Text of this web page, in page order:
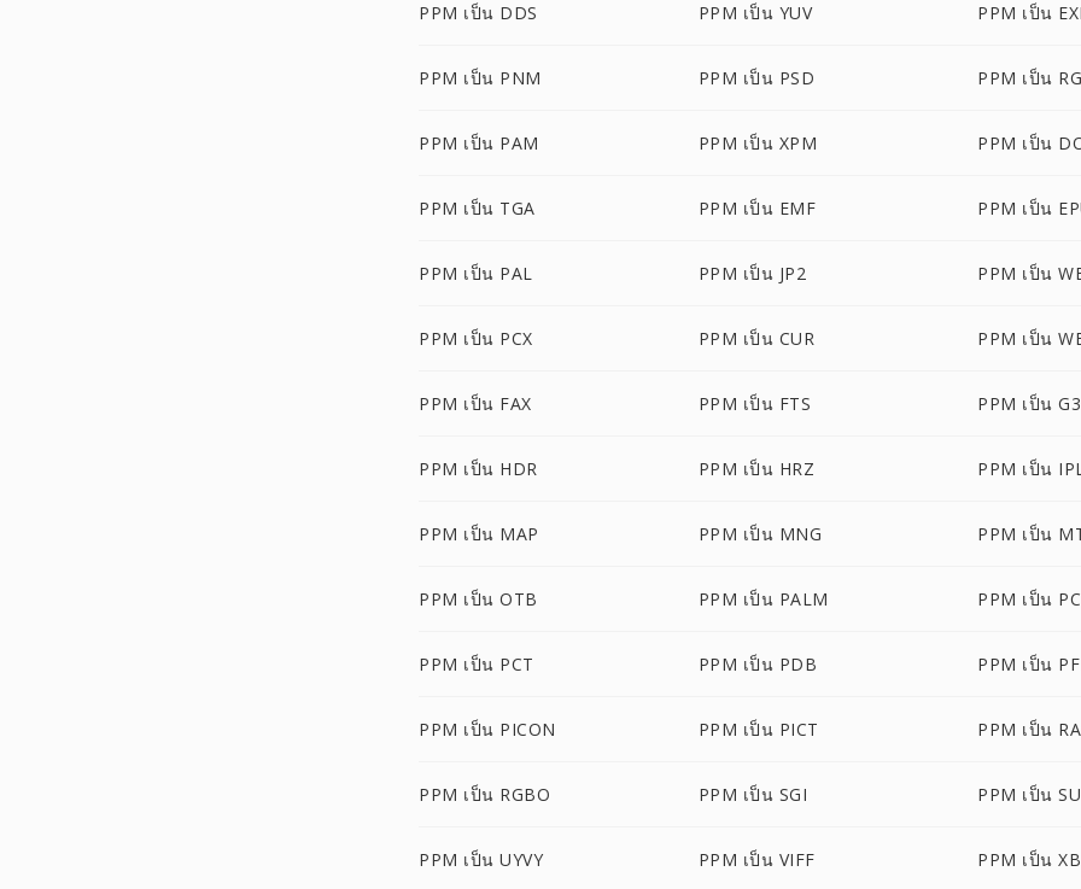
PPM เป็น DDS PPM เป็น YUV PPM เป็น
PPM เป็น PNM PPM เป็น PSD PPM เป็น
PPM เป็น PAM PPM เป็น XPM PPM เป็น
PPM เป็น TGA PPM เป็น EMF PPM เป็น
PPM เป็น PAL PPM เป็น JP2 PPM เป็น
PPM เป็น PCX PPM เป็น CUR PPM เป็น
PPM เป็น FAX PPM เป็น FTS PPM เป็น G3
PPM เป็น HDR PPM เป็น HRZ PPM เป็น
PPM เป็น MAP PPM เป็น MNG PPM เป็น
PPM เป็น OTB PPM เป็น PALM PPM เป็น
PPM เป็น PCT PPM เป็น PDB PPM เป็น
PPM เป็น PICON PPM เป็น PICT PPM เป็น
PPM เป็น RGBO PPM เป็น SGI PPM เป็น
PPM เป็น UYVY PPM เป็น VIFF PPM เป็น